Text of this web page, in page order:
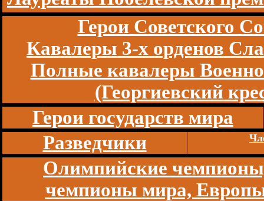
Герои Советского
Кавалеры 3-х орденов
Полные кавалеры
(Георгиевский
Герои государств мира
Разведчики
Олимпийские
чемпионы мира,